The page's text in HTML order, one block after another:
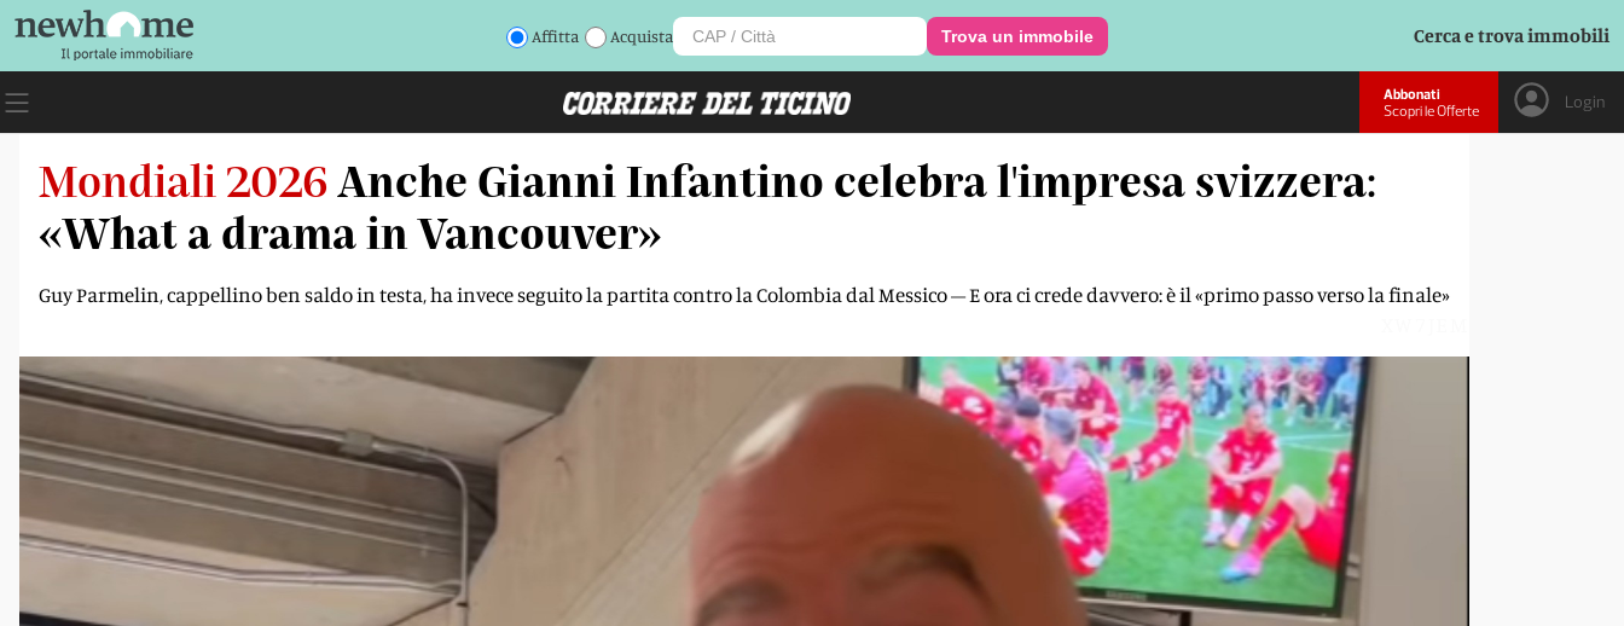
Affitta Acquista Trova un immobile Cerca e trova immobili
Abbonati
Scopri le Offerte
Login
Mondiali 2026 Anche Gianni Infantino celebra l'impresa svizzera:
«What a drama in Vancouver»
Guy Parmelin, cappellino ben saldo in testa, ha invece seguito la partita contro la Colombia dal Messico – E ora ci crede davvero: è il «primo passo verso la finale»